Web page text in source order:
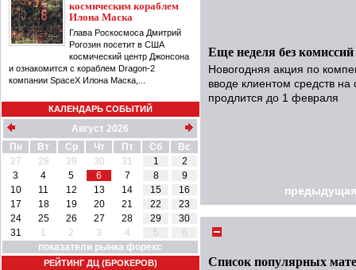
космическим кораблем
Илона Маска
Глава Роскосмоса Дмитрий
Рогозин посетит в США
космический центр Джонсона
и ознакомится с кораблем Dragon-2
компании SpaceX Илона Маска,...
КАЛЕНДАРЬ СОБЫТИЙ
Август 2026
Пн
Вт Ср Чт Пт Сб
Вс
27
28 29 30 31 1
2
3
4 5 6 7 8
9
10
11 12 13 14 15
16
17
18 19 20 21 22
23
24
25 26 27 28 29
30
31
1 2 3 4 5
6
показатели рынка форекс
РЕЙТИНГ ДЦ (БРОКЕРОВ)
Еще неделя без комиссий
Новогодняя акция по
вводе клиентом средств на
продлится до 1 февраля
предыдущая
Список популярных